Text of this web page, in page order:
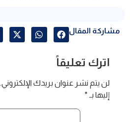
مشاركة المقال
اترك تعليقاً
لن يتم نشر عنوان بريدك الإلكتروني.
إليها بـ *